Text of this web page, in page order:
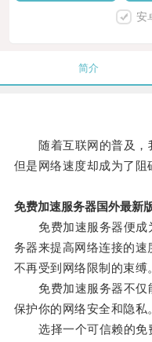
安
简介
随着互联网的普及，
但是网络速度却成为了阻
免费加速服务器国外最新
免费加速服务器便成
务器来提高网络连接的
不再受到网络限制的束缚
免费加速服务器不仅
保护你的网络安全和隐私
选择一个可信赖的免